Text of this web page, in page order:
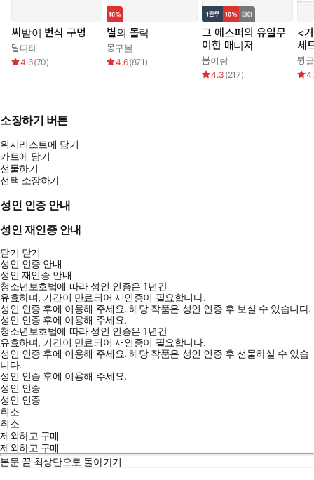
씨받이 번식 구멍
달다테
4.6(70)
별의 몰락
몽구볼
4.6(871 )
그 에스퍼의 유일무
이한 매니저
봄이랑
4.3 (217)
<
세
뜅
소장하기 버튼
위시리스트에 담기
카트에 담기
선물하기
선택 소장하기
성인 인증 안내
성인 재인증 안내
닫기 닫기
성인 인증 안내
성인 재인증 안내
청소년보호법에 따라 성인 인증은 1년간
유효하며, 기간이 만료되어 재인증이 필요합니다.
성인 인증 후에 이용해 주세요.해당 작품은 성인 인증 후 보실 수 있습니다.
성인 인증 후에 이용해 주세요.
청소년보호법에 따라 성인 인증은 1년간
유효하며, 기간이 만료되어 재인증이 필요합니다.
성인 인증 후에 이용해 주세요.해당 작품은 성인 인증 후 선물하실 수 있습
니다.
성인 인증 후에 이용해 주세요.
성인 인증
성인 인증
취소
취소
제외하고 구매
제외하고 구매
본문 끝 최상단으로 돌아가기